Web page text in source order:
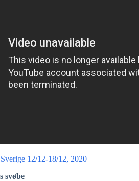
12/12-18/12, 2020
svøbe